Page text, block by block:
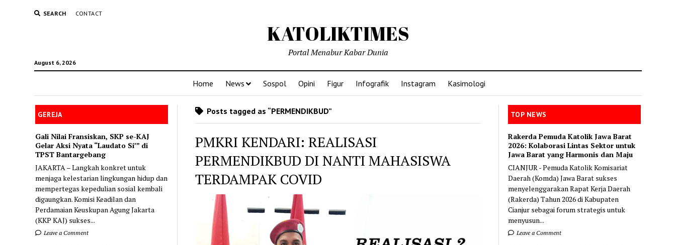
SEARCH CONTACT
KATOLIKTIMES
August 6, 2026
Portal Menabur Kabar Dunia
Home News Sospol Opini Figur Infografik Instagram Kasimologi
GEREJA
Gali Nilai Fransiskan, SKP se-KAJ
Gelar Aksi Nyata “Laudato Si’” di
TPST Bantargebang
JAKARTA – Langkah konkret untuk
menjaga kelestarian lingkungan hidup dan
mempertegas kepedulian sosial kembali
digaungkan. Komisi Keadilan dan
Perdamaian Keuskupan Agung Jakarta
(KKP KAJ) sukses...
Leave a Comment
Posts tagged as “PERMENDIKBUD”
PMKRI KENDARI: REALISASI
PERMENDIKBUD DI NANTI MAHASISWA
TERDAMPAK COVID
TOP NEWS
Rakerda Pemuda Katolik Jawa Barat
2026: Kolaborasi Lintas Sektor untuk
Jawa Barat yang Harmonis dan Maju
CIANJUR - Pemuda Katolik Komisariat
Daerah (Komda) Jawa Barat sukses
menyelenggarakan Rapat Kerja Daerah
(Rakerda) Tahun 2026 di Kabupaten
Cianjur sebagai forum strategis untuk
menyusun...
Leave a Comment